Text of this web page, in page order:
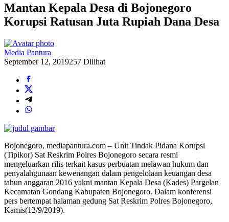
Mantan Kepala Desa di Bojonegoro
Korupsi Ratusan Juta Rupiah Dana Desa
Media Pantura
September 12, 2019257 Dilihat
Bojonegoro, mediapantura.com – Unit Tindak Pidana Korupsi
(Tipikor) Sat Reskrim Polres Bojonegoro secara resmi
mengeluarkan rilis terkait kasus perbuatan melawan hukum dan
penyalahgunaan kewenangan dalam pengelolaan keuangan desa
tahun anggaran 2016 yakni mantan Kepala Desa (Kades) Pargelan
Kecamatan Gondang Kabupaten Bojonegoro. Dalam konferensi
pers bertempat halaman gedung Sat Reskrim Polres Bojonegoro,
Kamis(12/9/2019).